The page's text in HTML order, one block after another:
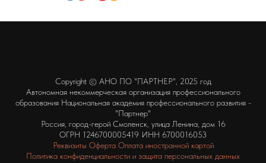
Copyright © АНО ПО "ПАРТНЕР", 2025 год
Автономная некоммерческая организация профессионального
образования Национальная академия профессионального развития -
"Партнер"
Россия, город-герой Смоленск, улица Ленина, дом 16
ОГРН 1246700005419 ИНН 6700016053
Реквизиты Оферта Оплата иностранной картой
Политика конфиденциальности и защита персональных данных